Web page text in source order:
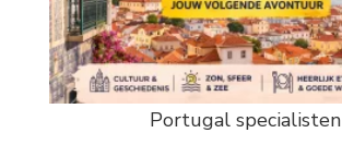
Portugal specialisten